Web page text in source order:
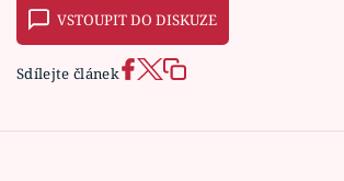
VSTOUPIT DO DISKUZE
Sdílejte článek